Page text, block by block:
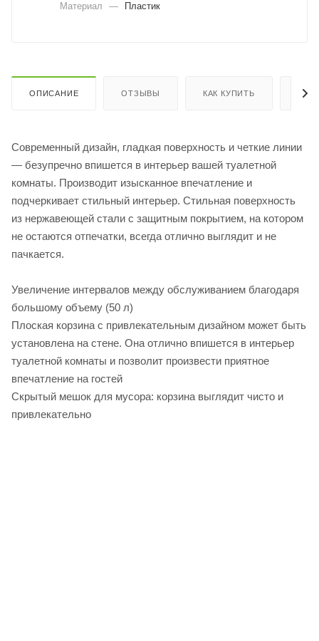
Материал
— Пластик
ОПИСАНИЕ ОТЗЫВЫ КАК КУПИТЬ
Современный дизайн, гладкая поверхность и четкие линии
— безупречно впишется в интерьер вашей туалетной
комнаты. Производит изысканное впечатление и
подчеркивает стильный интерьер. Стильная поверхность
из нержавеющей стали с защитным покрытием, на котором
не остаются отпечатки, всегда отлично выглядит и не
пачкается.
Увеличение интервалов между обслуживанием благодаря
большому объему (50 л)
Плоская корзина с привлекательным дизайном может быть
установлена на стене. Она отлично впишется в интерьер
туалетной комнаты и позволит произвести приятное
впечатление на гостей
Скрытый мешок для мусора: корзина выглядит чисто и
привлекательно